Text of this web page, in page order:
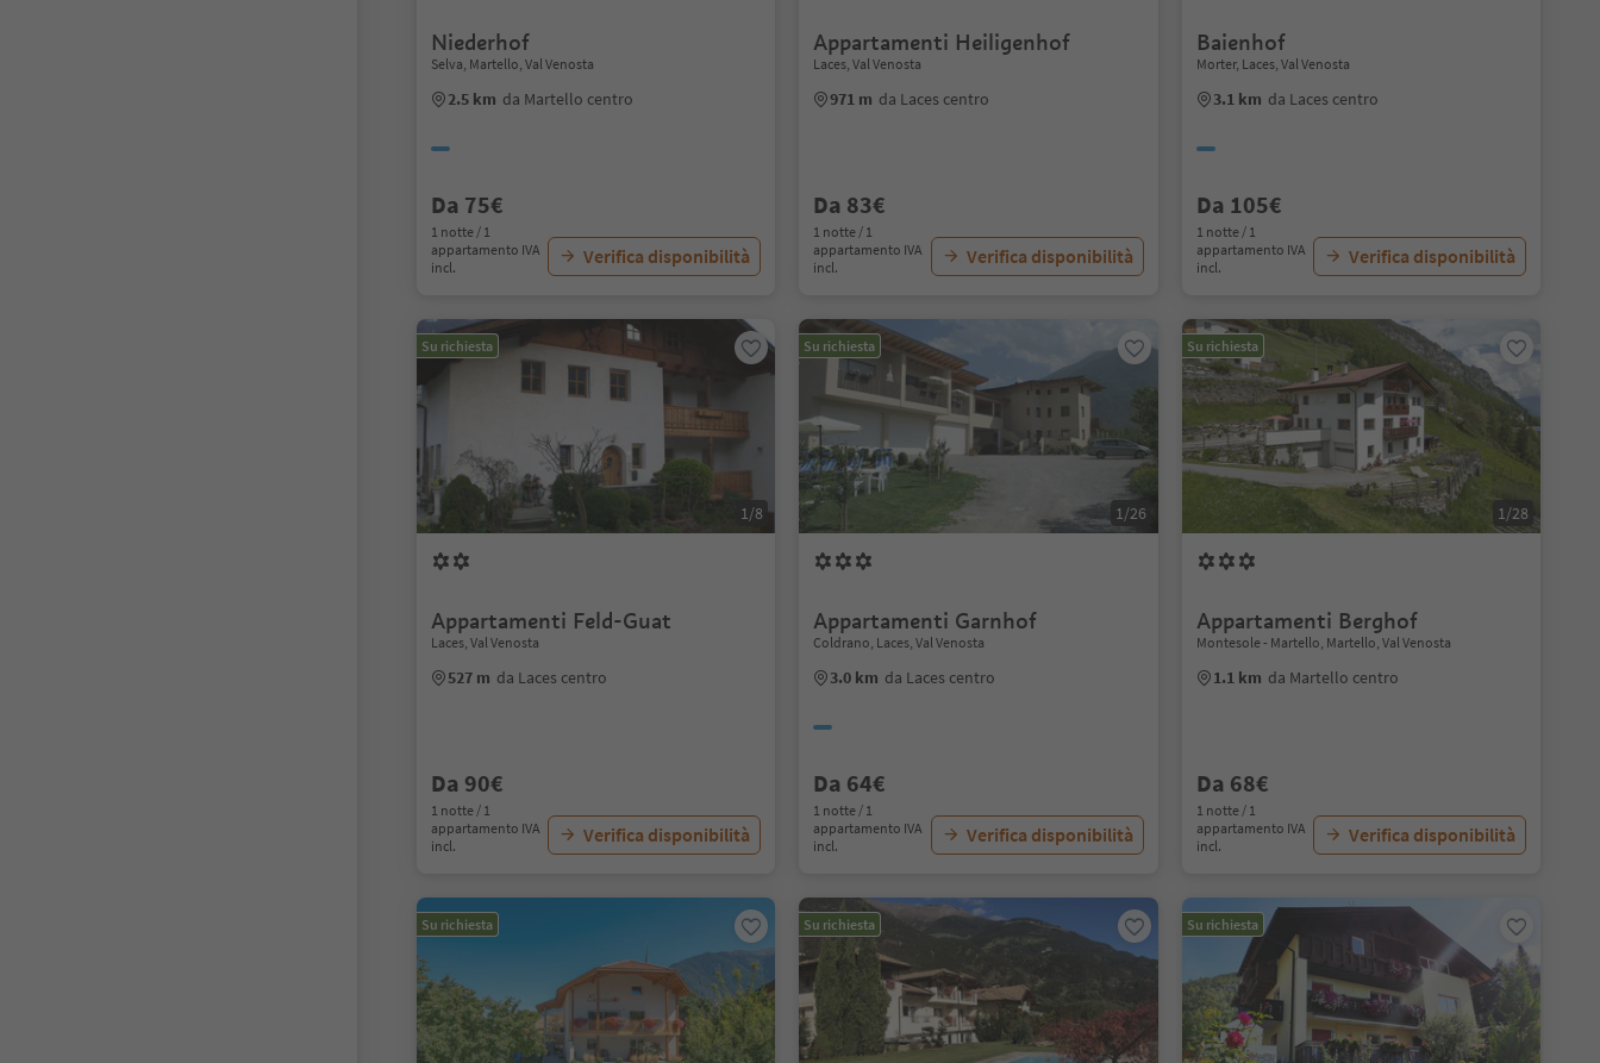
Niederhof
Selva, Martello, Val Venosta
2.5 km da Martello centro
Da 75€
1 notte / 1
appartamento IVA
incl.
Verifica disponibilità
Appartamenti Heiligenhof
Laces, Val Venosta
971 m da Laces centro
Da 83€
1 notte / 1
appartamento IVA
incl.
Verifica disponibilità
Baienhof
Morter, Laces, Val Venosta
3.1 km da Laces centro
Da 105€
1 notte / 1
appartamento IVA
incl.
Verifica disponibilità
Su richiesta
1/8
Appartamenti Feld-Guat
Laces, Val Venosta
527 m da Laces centro
Da 90€
1 notte / 1
appartamento IVA
incl.
Verifica disponibilità
Su richiesta
1/26
Appartamenti Garnhof
Coldrano, Laces, Val Venosta
3.0 km da Laces centro
Da 64€
1 notte / 1
appartamento IVA
incl.
Verifica disponibilità
Su richiesta
1/28
Appartamenti Berghof
Montesole - Martello, Martello, Val Venosta
1.1 km da Martello centro
Da 68€
1 notte / 1
appartamento IVA
incl.
Verifica disponibilità
Su richiesta Su richiesta Su richiesta